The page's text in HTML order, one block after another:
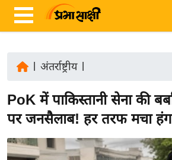
ज़ा
ख
र
अंतर्राष्ट्रीय|
PoK में पाकिस्तानी सेना की
पर जनसैलाब! हर तरफ मचा